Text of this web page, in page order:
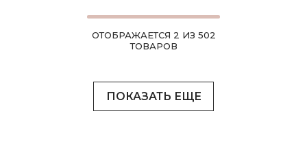
ОТОБРАЖАЕТСЯ 2 ИЗ 502
ТОВАРОВ
ПОКАЗАТЬ ЕЩЕ